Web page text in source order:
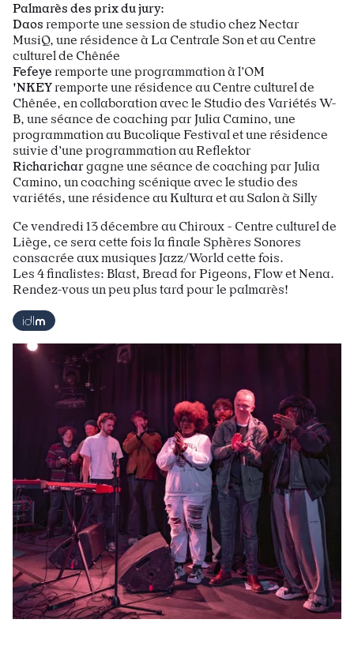
Palmarès des prix du jury:
Daos remporte une session de studio chez Nectar
MusiQ, une résidence à La Centrale Son et au Centre
culturel de Chênée
Fefeye remporte une programmation à l’OM
'NKEYremporte une résidence au Centre culturel de
Chênée, en collaboration avec le Studio des Variétés W-
B, une séance de coaching par Julia Camino, une
programmation au Bucolique Festival et une résidence
suivie d’une programmation au Reflektor
Richarichargagne une séance de coaching par Julia
Camino, un coaching scénique avec le studio des
variétés, une résidence au Kultura et au Salon à Silly
Ce vendredi 13 décembre au Chiroux - Centre culturel de
Liège, ce sera cette fois la finale Sphères Sonores
consacrée aux musiques Jazz/World cette fois.
Les 4 finalistes: Blast, Bread for Pigeons, Flow et Nena.
Rendez-vous un peu plus tard pour le palmarès!